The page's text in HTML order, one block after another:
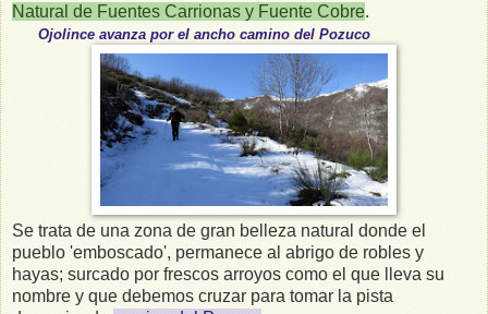
Natural de Fuentes Carrionas y Fuente Cobre.
Ojolince avanza por el ancho camino del Pozuco
Se trata de una zona de gran belleza natural donde el
pueblo 'emboscado', permanece al abrigo de robles y
hayas; surcado por frescos arroyos como el que lleva su
nombre y que debemos cruzar para tomar la pista